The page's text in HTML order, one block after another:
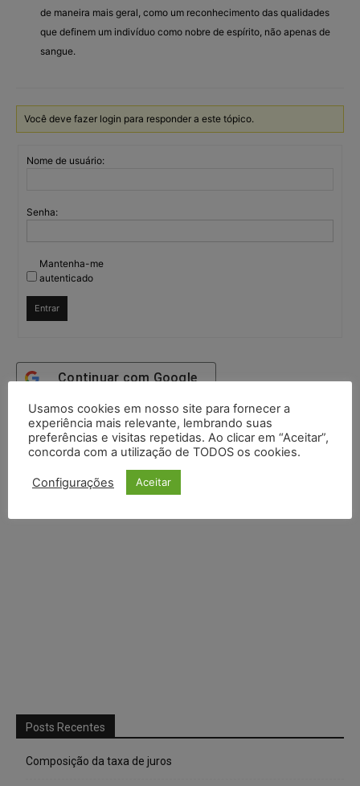
de maneira mais geral, como um reconhecimento das qualidades
que definem um indivíduo como nobre de espírito, não apenas de
sangue.
Você deve fazer login para responder a este tópico.
Nome de usuário:
Senha:
Mantenha-me
autenticado
Entrar
Continuar com Google
Continuar comX
Posts Recentes
Composição da taxa de juros
Usamos cookies em nosso site para fornecer a
experiência mais relevante, lembrando suas
preferências e visitas repetidas. Ao clicar em “Aceitar”,
concorda com a utilização de TODOS os cookies.
Configurações Aceitar